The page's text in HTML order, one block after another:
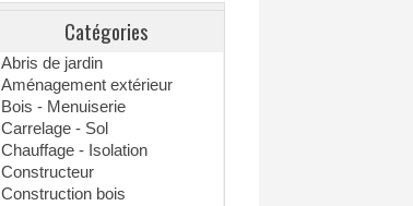
Catégories
Abris de jardin
Aménagement extérieur
Bois - Menuiserie
Carrelage - Sol
Chauffage - Isolation
Constructeur
Construction bois